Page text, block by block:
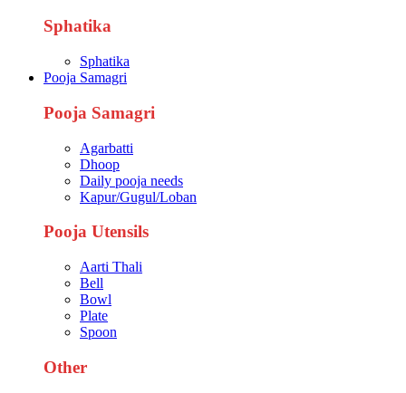
Sphatika
Sphatika
Pooja Samagri
Pooja Samagri
Agarbatti
Dhoop
Daily pooja needs
Kapur/Gugul/Loban
Pooja Utensils
Aarti Thali
Bell
Bowl
Plate
Spoon
Other